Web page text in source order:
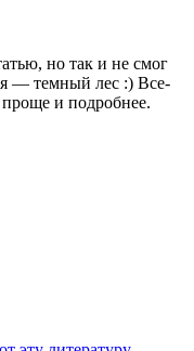
но так и не смог
— темный лес :) Все-
проще и подробнее.